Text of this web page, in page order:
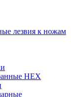
лезвия к ножам
HEX